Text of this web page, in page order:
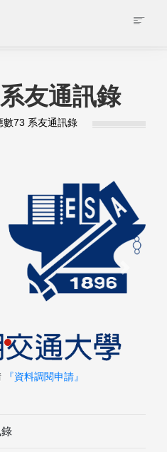
友通訊錄
數73 系友通訊錄
Next
『資料調閱申請』